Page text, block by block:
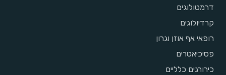
דרמטולוגים
קרדיולוגים
רופאי אף אוזן וגרון
פסיכיאטרים
כירורגים כלליים